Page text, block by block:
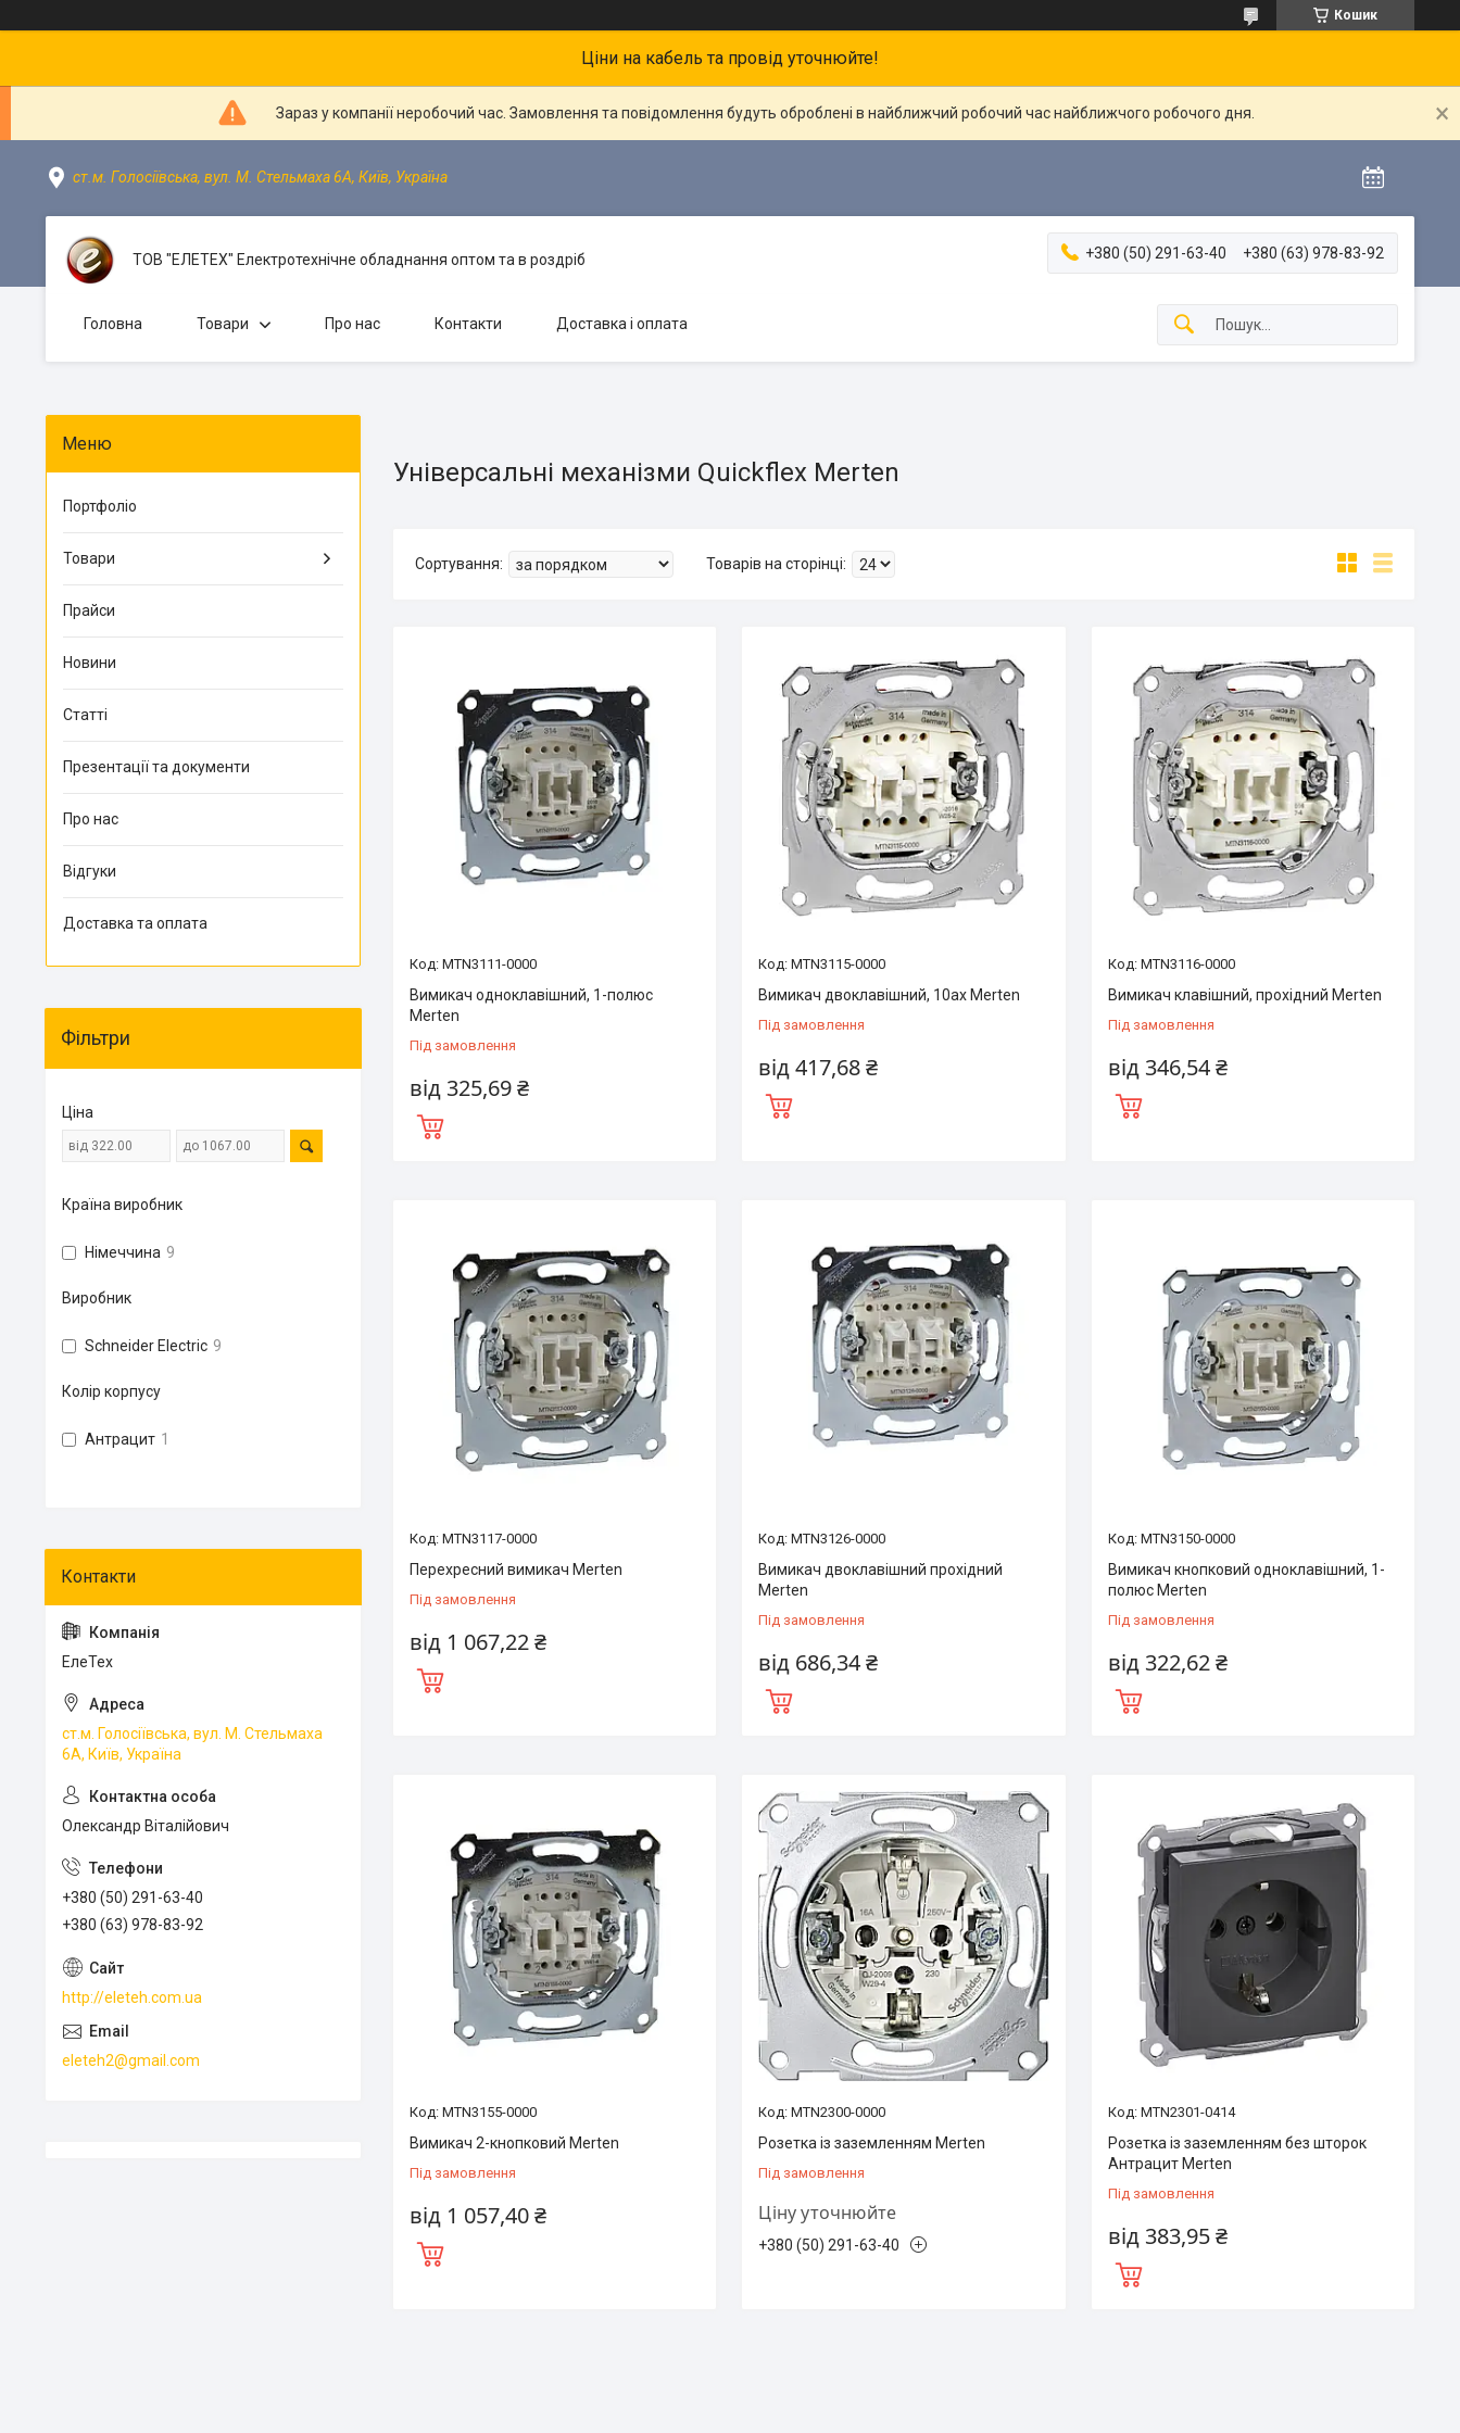
Кошик
Ціни на кабель та провід уточнюйте!
Зараз у компанії неробочий час. Замовлення та повідомлення будуть оброблені в найближчий робочий час найближчого робочого дня.
ст.м. Голосіївська, вул. М. Стельмаха 6А, Київ, Україна
ТОВ "ЕЛЕТЕХ" Електротехнічне обладнання оптом та в роздріб +380 (50) 291-63-40 +380 (63) 978-83-92
Головна Товари Про нас Контакти Доставка і оплата
Універсальні механізми Quickflex Merten
MTN3111-0000
Вимикач одноклавішний, 1-полюс
Merten
Під замовлення
від 325,69 ₴
MTN3115-0000
Вимикач двоклавішний, 10ах Merten
Під замовлення
від 417,68 ₴
MTN3116-0000
Вимикач клавішний, прохідний Merten
Під замовлення
від 346,54 ₴
MTN3117-0000
Перехресний вимикач Merten
Під замовлення
від 1 067,22 ₴
MTN3126-0000
Вимикач двоклавішний прохідний
Merten
Під замовлення
від 686,34 ₴
MTN3150-0000
Вимикач кнопковий одноклавішний, 1-
полюс Merten
Під замовлення
від 322,62 ₴
MTN3155-0000
Вимикач 2-кнопковий Merten
Під замовлення
від 1 057,40 ₴
MTN2300-0000
Розетка із заземленням Merten
Під замовлення
Ціну уточнюйте
+380 (50) 291-63-40
MTN2301-0414
Розетка із заземленням без шторок
Антрацит Merten
Під замовлення
від 383,95 ₴
Портфоліо
Товари
Прайси
Новини
Статті
Презентації та документи
Про нас
Відгуки
Доставка та оплата
Фільтри
Ціна
Країна виробник
Німеччина 9
Виробник
Schneider Electric 9
Колір корпусу
Антрацит 1
ЕлеТех
ст.м. Голосіївська, вул. М. Стельмаха
6А, Київ, Україна
Олександр Віталійович
+380 (50) 291-63-40
+380 (63) 978-83-92
http://eleteh.com.ua
eleteh2@gmail.com